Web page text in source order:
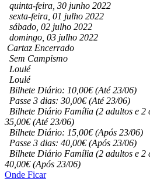
quinta-feira, 30 junho 2022
sexta-feira, 01 julho 2022
sábado, 02 julho 2022
domingo, 03 julho 2022
Cartaz Encerrado
Sem Campismo
Loulé
Loulé
Bilhete Diário: 10,00€ (Até 23/06)
Passe 3 dias: 30,00€ (Até 23/06)
Bilhete Diário Família (2 adultos e 2
35,00€ (Até 23/06)
Bilhete Diário: 15,00€ (Após 23/06)
Passe 3 dias: 40,00€ (Após 23/06)
Bilhete Diário Família (2 adultos e 2
40,00€ (Após 23/06)
Onde Ficar